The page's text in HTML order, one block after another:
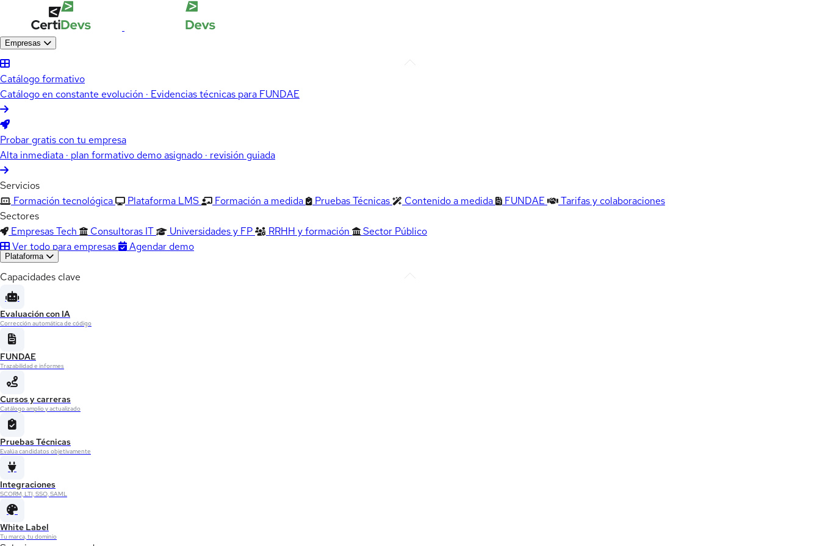
Empresas
Catálogo formativo
Catálogo en constante evolución · Evidencias técnicas para FUNDAE
Probar gratis con tu empresa
Alta inmediata · plan formativo demo asignado · revisión guiada
Servicios
Formación tecnológica
Plataforma LMS Formación a medida Pruebas Técnicas Contenido a medida FUNDAE
Tarifas y colaboraciones
Sectores
Empresas Tech
Consultoras IT Universidades y FP RRHH y formación
Sector Público
Ver todo para empresas
Agendar demo
Plataforma
Capacidades clave
Evaluación con IA
Corrección automática de código
FUNDAE
Trazabilidad e informes
Cursos y carreras
Catálogo amplio y actualizado
Pruebas Técnicas
Evalúa candidatos objetivamente
Integraciones
SCORM, LTI, SSO, SAML
White Label
Tu marca, tu dominio